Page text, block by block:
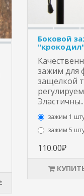
Боковой
зажим для
защелкой
Эластичны..
зажим 1
зажим 5
110.00₽